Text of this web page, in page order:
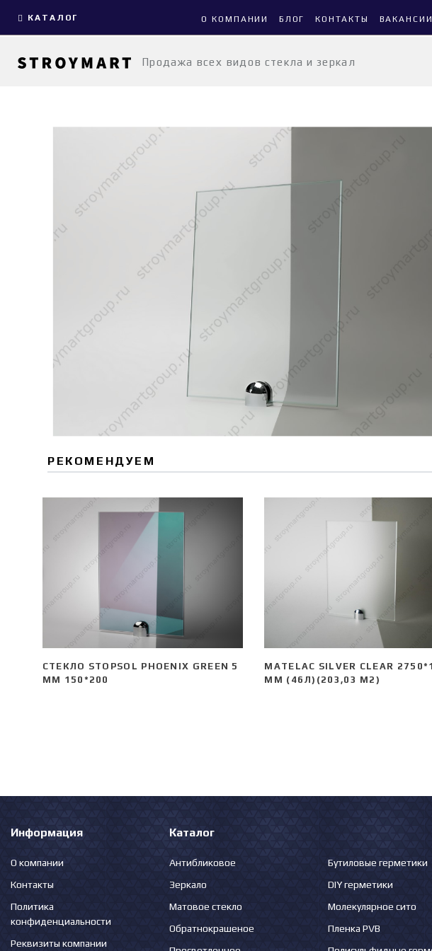
КАТАЛОГ О КОМПАНИИ БЛОГ КОНТАКТЫ ВАКАНСИИ
Продажа всех видов стекла и зеркал
РЕКОМЕНДУЕМ
СТЕКЛО STOPSOL PHOENIX GREEN 5
ММ 150*200
MATELAC SILVER CLEAR
ММ (46Л)(203,03 М2)
Информация
О компании
Контакты
Политика
конфиденциальности
Реквизиты компании
Каталог
Антибликовое
Зеркало
Матовое стекло
Обратнокрашеное
Бутиловые герметики
DIY герметики
Молекулярное сито
Пленка PVB